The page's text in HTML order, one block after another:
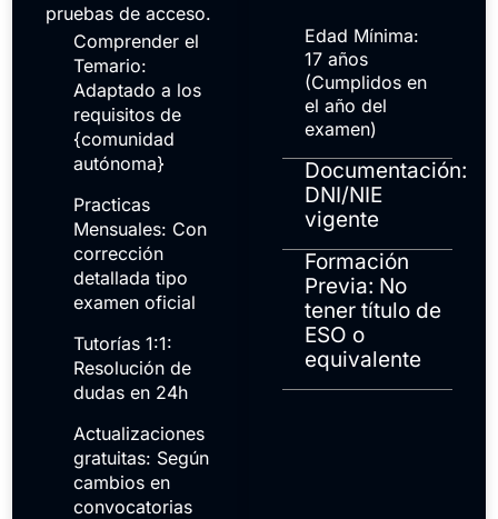
pruebas de acceso.
Comprender el
Temario:
Adaptado a los
requisitos de
{comunidad
autónoma}
Practicas
Mensuales: Con
corrección
detallada tipo
examen oficial
Tutorías 1:1:
Resolución de
dudas en 24h
Actualizaciones
gratuitas: Según
cambios en
convocatorias
Edad Mínima:
17 años
(Cumplidos en
el año del
examen)
Documentación:
DNI/NIE
vigente
Formación
Previa: No
tener título de
ESO o
equivalente